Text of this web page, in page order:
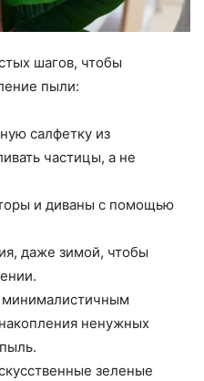
шагов, чтобы
пыли:
салфетку из
частицы, а не
и диваны с помощью
даже зимой, чтобы
минималистичным
ненужных
зеленые